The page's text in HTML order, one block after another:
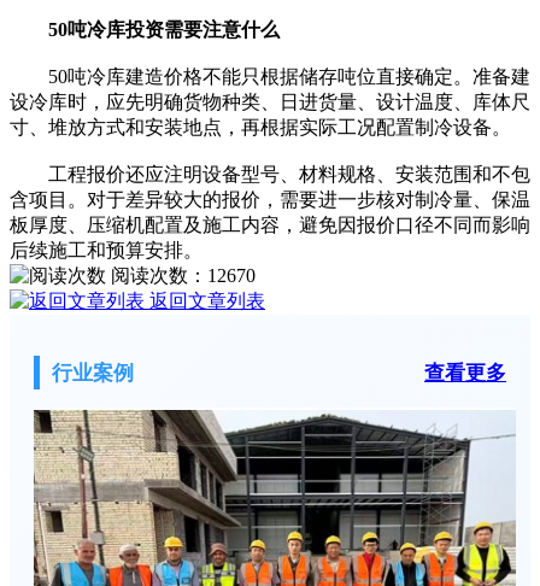
50吨冷库投资需要注意什么
50吨冷库建造价格不能只根据储存吨位直接确定。准备建
设冷库时，应先明确货物种类、日进货量、设计温度、库体尺
寸、堆放方式和安装地点，再根据实际工况配置制冷设备。
工程报价还应注明设备型号、材料规格、安装范围和不包
含项目。对于差异较大的报价，需要进一步核对制冷量、保温
板厚度、压缩机配置及施工内容，避免因报价口径不同而影响
后续施工和预算安排。
阅读次数： 12670
返回文章列表
行业案例 查看更多